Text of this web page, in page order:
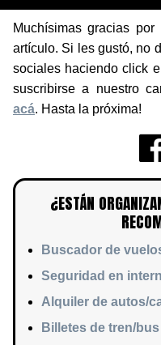
Muchísimas gracias
artículo. Si les gustó, no
sociales haciendo click
suscribirse a nuestro
acá. Hasta la próxima!
¿ESTÁN
Buscador de
Seguridad en
Alquiler de autos/
Billetes de tren/bus